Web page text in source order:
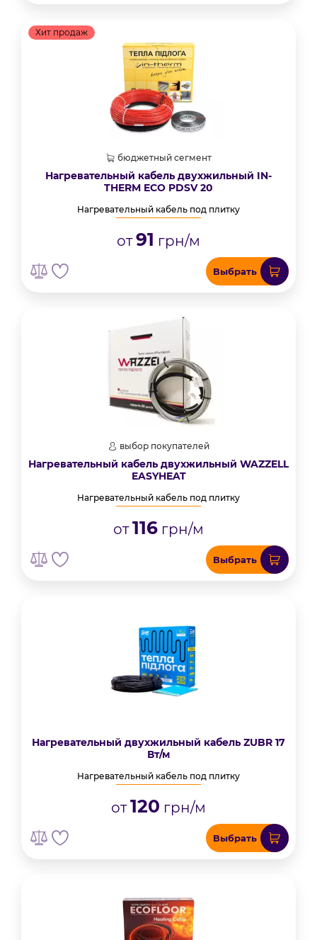
Хит продаж
бюджетный сегмент
Нагревательный кабель двухжильный IN-
THERM ECO PDSV 20
Нагревательный кабель под плитку
от91 грн/м
Выбрать
выбор покупателей
Нагревательный кабель двухжильный WAZZELL
EASYHEAT
Нагревательный кабель под плитку
от116 грн/м
Выбрать
Нагревательный двухжильный кабель ZUBR 17
Вт/м
Нагревательный кабель под плитку
от120 грн/м
Выбрать